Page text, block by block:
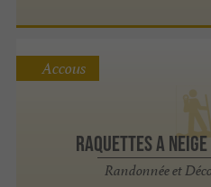
Raquettes a
Randonnée et
Accous